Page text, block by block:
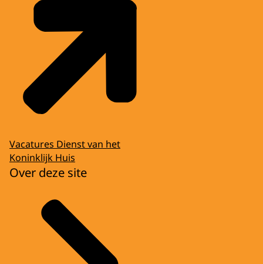
Vacatures Dienst van het
Koninklijk Huis
Over deze site